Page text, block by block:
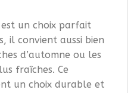
un choix parfait
il convient aussi bien
d’automne ou les
fraîches. Ce
un choix durable et